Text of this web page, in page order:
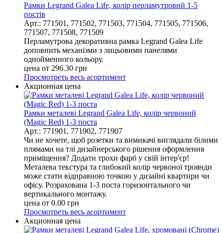
Рамки Legrand Galea Life, колір перламутровий 1-5
постів
Арт.: 771501, 771502, 771503, 771504, 771505, 771506,
771507, 771508, 771509
Перламутрова декоративна рамка Legrand Galea Life
доповнить механізми з лицьовими панелями
однойменного кольору.
цена от 296.30 грн
Просмотреть весь асортимент
Акционная цена
Рамки металеві Legrand Galea Life, колір червоний
(Magic Red) 1-3 поста
Арт.: 771901, 771902, 771907
Чи не хочете, щоб розетки та вимикачі виглядали білими
плямами на тлі дизайнерського рішення оформлення
приміщення? Додати трохи фарб у свій інтер'єр!
Металева текстура та глибокий колір червоної троянди
може стати відправною точкою у дизайні квартири чи
офісу. Розрахована 1-3 поста горизонтального чи
вертикального монтажу.
цена от 0.00 грн
Просмотреть весь асортимент
Акционная цена